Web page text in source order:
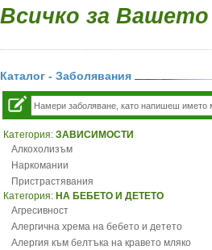
Всичко за Вашето
Каталог - Заболявания
Категория: ЗАВИСИМОСТИ
Алкохолизъм
Наркомании
Пристрастявания
Категория: НА БЕБЕТО И ДЕТЕТО
Агресивност
Алергична хрема на бебето и детето
Алергия към белтъка на кравето мляко